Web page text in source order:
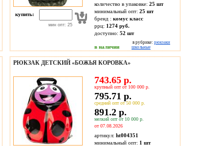
купить:
мин опт: 25
количество в упаковке: 25 шт
минимальный опт: 25 шт
бренд : комус класс
ррц: 1274 руб.
доступно: 52 шт
в наличии
в рубрике: рюкзаки
школьные
РЮКЗАК ДЕТСКИЙ «БОЖЬЯ КОРОВКА»
743.65 р.
крупный опт от 100 000 р.
795.71 р.
средний опт от 50 000 р.
891.2 р.
мелкий опт от 10 000 р.
от 07.08.2026
артикул: ht004351
минимальный опт: 1 шт